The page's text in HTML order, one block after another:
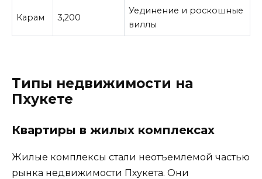
Карам 3,200
Уединение и роскошные
виллы
Типы недвижимости на
Пхукете
Квартиры в жилых комплексах
Жилые комплексы стали неотъемлемой частью
рынка недвижимости Пхукета. Они